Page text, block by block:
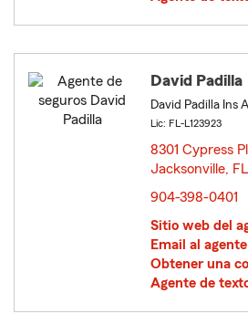
David Padilla
David Padilla Ins
Lic: FL-L123923
8301 Cypress
Jacksonville,
904-398-0401
Sitio web del
Email al agente
Obtener una
Agente de